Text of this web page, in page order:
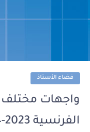
فضاء الأستاذ
واجهات مختلف
الفرنسية 2023-2024